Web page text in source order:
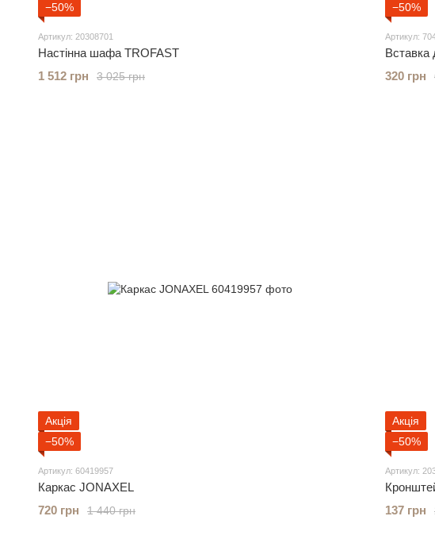
−50%
Артикул: 20308701
Настінна шафа TROFAST
3 025 грн
1 512 грн
−50%
Артикул:
Вставка
320 грн
Акція
−50%
Артикул: 60419957
Каркас JONAXEL
1 440 грн
720 грн
Акція
−50%
Артикул:
137 грн